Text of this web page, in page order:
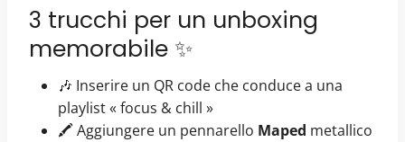
3 trucchi per un unboxing
memorabile ✨
🎶 Inserire un QR code che conduce a una
playlist « focus & chill »
🖍️ Aggiungere un pennarello Maped metallico